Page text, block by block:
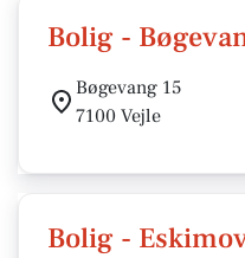
Bolig -
Bøgevang 15
7100 Vejle
Bolig -